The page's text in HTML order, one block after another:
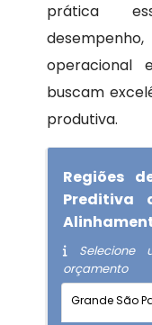
prática
operacional
buscam
produtiva.
Regiões
Preditiva
Selecione
orçamento
Grande São